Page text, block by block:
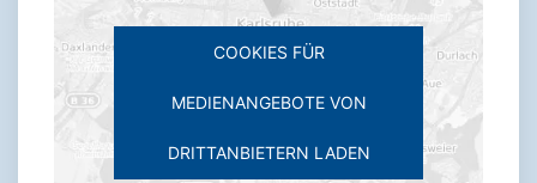
COOKIES FÜR
MEDIENANGEBOTE VON
DRITTANBIETERN LADEN